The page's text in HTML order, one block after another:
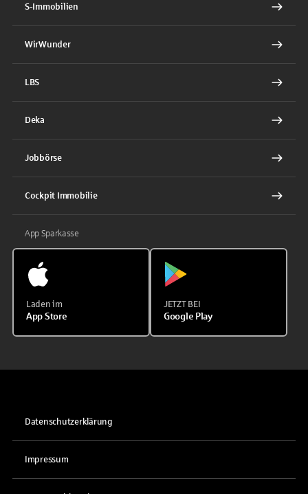
S-Immobilien
WirWunder
LBS
Deka
Jobbörse
Cockpit Immobilie
App Sparkasse
Laden im
App Store
JETZT BEI
Google Play
Datenschutzerklärung
Impressum